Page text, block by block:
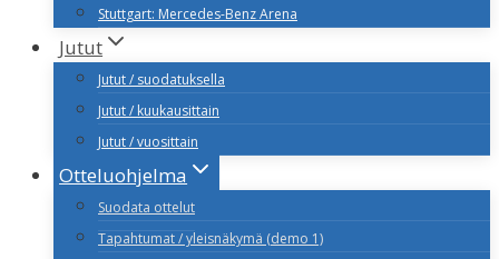
Stuttgart: Mercedes-Benz Arena
Jutut
Jutut / suodatuksella
Jutut / kuukausittain
Jutut / vuosittain
Otteluohjelma
Suodata ottelut
Tapahtumat / yleisnäkymä (demo 1)